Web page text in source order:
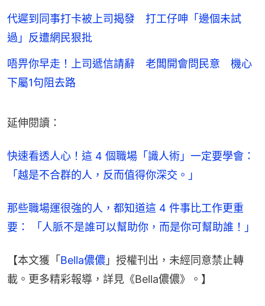
代遲到同事打卡被上司揭發 打工仔呻「邊個未試
過」反遭網民狠批
唔畀你早走！上司遞信請辭 老闆開會問民意 機心
下屬1句阻去路
延伸閱讀：
快速看透人心！這 4 個職場「識人術」一定要學會：
「越是不合群的人，反而值得你深交。」
那些職場運很強的人，都知道這 4 件事比工作更重
要： 「人脈不是誰可以幫助你，而是你可幫助誰！」
【本文獲「 Bella儂儂 」授權刊出，未經同意禁止轉
載。更多精彩報導，詳見《Bella儂儂》。】